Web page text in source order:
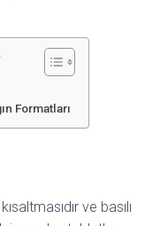
Formatları
ve basılı